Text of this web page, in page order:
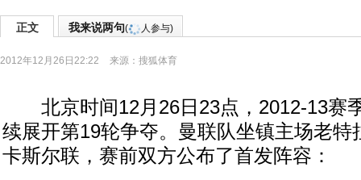
正文 我来说两句( 人参与)
2012年12月26日22:22 来源： 搜狐体育
北京时间12月26日23点，2012-13赛
续展开第19轮争夺。曼联队坐镇主场老特
卡斯尔联，赛前双方公布了首发阵容：